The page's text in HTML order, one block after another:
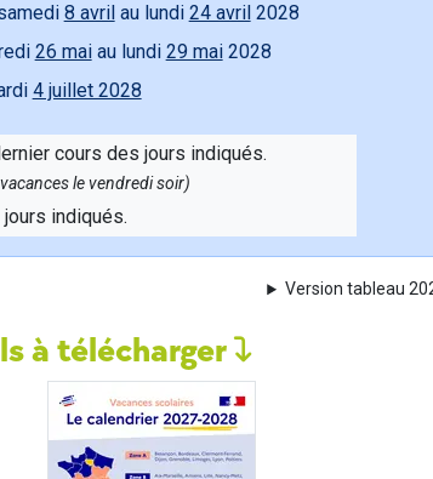
8 avril au lundi 24 avril 2028
26 maiau lundi 29 mai2028
4 juillet 2028
cours des jours indiqués.
le vendredi soir)
indiqués.
Version tableau
à télécharger